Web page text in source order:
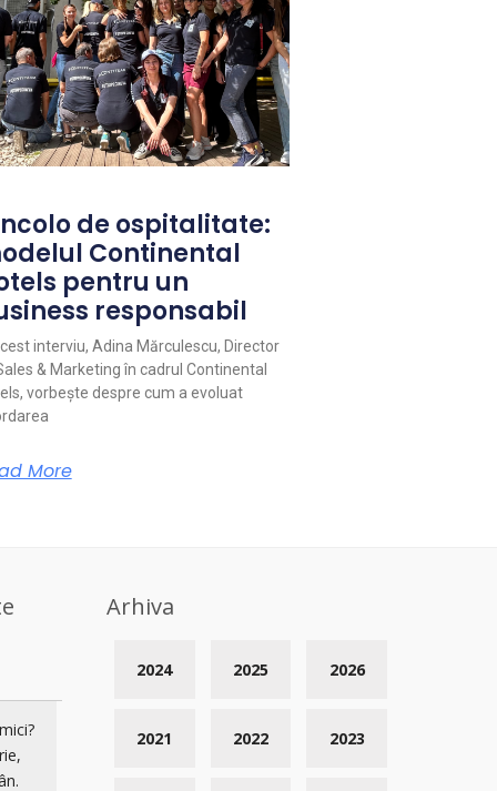
de ospitalitate:
Continental
pentru un
responsabil
interviu, Adina Mărculescu, Director
& Marketing în cadrul Continental
vorbește despre cum a evoluat
More
Arhiva
2026
2025
2024
2023
2022
2021